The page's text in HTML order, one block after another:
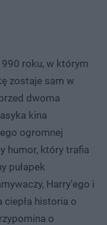
roku, w którym
zostaje sam w
dwoma
kina
ogromnej
humor, który trafia
pułapek
Harry'ego i
ciepła historia o
o